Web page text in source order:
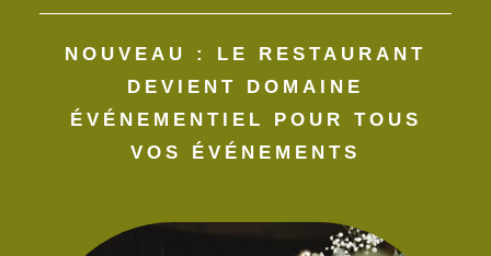
NOUVEAU : LE RESTAURANT
DEVIENT DOMAINE
ÉVÉNEMENTIEL POUR TOUS
VOS ÉVÉNEMENTS​